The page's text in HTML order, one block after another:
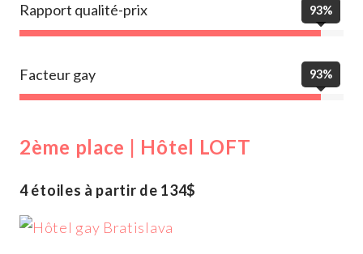
Rapport qualité-prix 93%
Facteur gay 93%
2ème place | Hôtel LOFT
4 étoiles à partir de 134$